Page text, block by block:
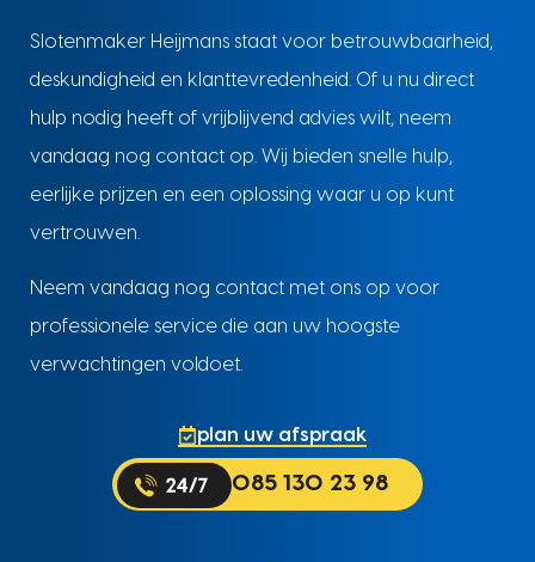
Slotenmaker Heijmans staat voor betrouwbaarheid,
deskundigheid en klanttevredenheid. Of u nu direct
hulp nodig heeft of vrijblijvend advies wilt, neem
vandaag nog contact op. Wij bieden snelle hulp,
eerlijke prijzen en een oplossing waar u op kunt
vertrouwen.
Neem vandaag nog contact met ons op voor
professionele service die aan uw hoogste
verwachtingen voldoet.
plan uw afspraak
085 130 23 98